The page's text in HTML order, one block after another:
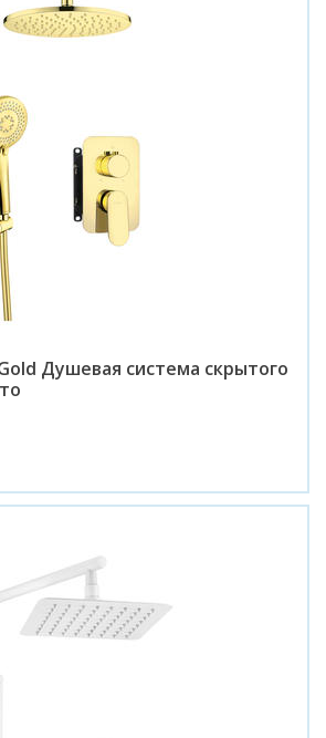
Душевая система скрытого